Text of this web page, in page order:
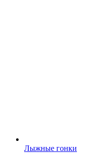
Лыжные гонки